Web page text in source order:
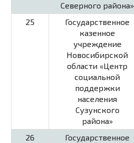
Северного района»
25
Государственное
казенное
учреждение
Новосибирской
области «Центр
социальной
поддержки
населения
Сузунского
района»
26
Государственное